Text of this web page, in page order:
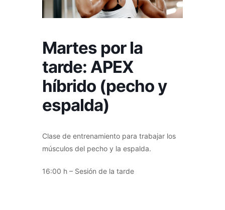
Martes por la
tarde: APEX
híbrido (pecho y
espalda)
Clase de entrenamiento para trabajar los
músculos del pecho y la espalda.
16:00 h – Sesión de la tarde